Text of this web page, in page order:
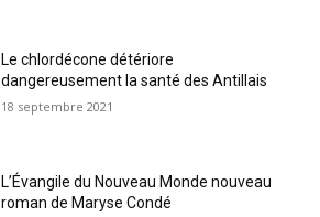
Le chlordécone détériore
dangereusement la santé des Antillais
18 septembre 2021
L’Évangile du Nouveau Monde nouveau
roman de Maryse Condé